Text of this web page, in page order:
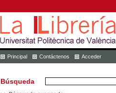
Principal Contáctenos Acceder
Búsqueda